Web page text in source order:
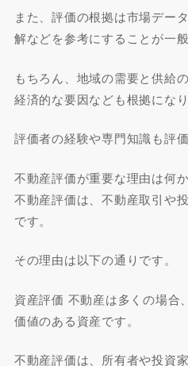
また、評価の根拠は市場デー
解などを参考にすることが一般
もちろん、地域の需要と供給
経済的な要因なども根拠になり
評価者の経験や専門知識も評
不動産評価が重要な理由は何
不動産評価は、不動産取引や
です。
その理由は以下の通りです。
資産評価 不動産は多くの場合
価値のある資産です。
不動産評価は、所有者や投資